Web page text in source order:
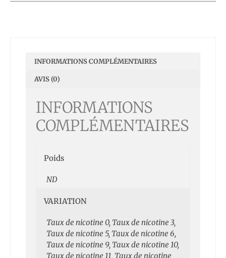
INFORMATIONS COMPLÉMENTAIRES
AVIS (0)
INFORMATIONS
COMPLÉMENTAIRES
Poids
ND
VARIATION
Taux de nicotine 0, Taux de nicotine 3,
Taux de nicotine 5, Taux de nicotine 6,
Taux de nicotine 9, Taux de nicotine 10,
Taux de nicotine 11, Taux de nicotine